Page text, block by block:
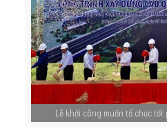
Lễ khởi công muốn tổ chức